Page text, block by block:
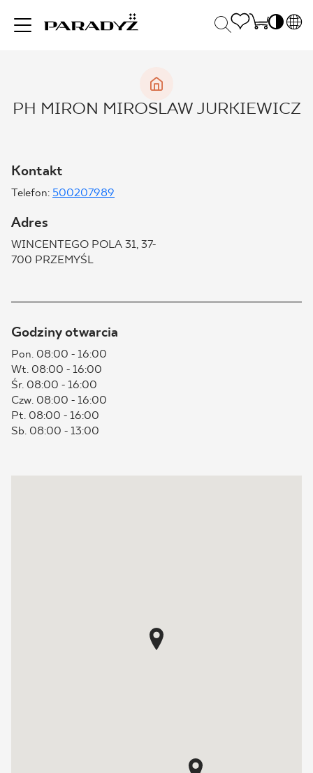
DE
INSPIRACJE
PRODUKTY
KOLEKCJE
DLA BIZNESU
PH MIRON MIROSLAW JURKIEWICZ
Kontakt
Telefon: 500207989
Adres
WINCENTEGO POLA 31, 37-
700 PRZEMYŚL
Godziny otwarcia
Pon. 08:00 - 16:00
Wt. 08:00 - 16:00
Śr. 08:00 - 16:00
Czw. 08:00 - 16:00
Pt. 08:00 - 16:00
Sb. 08:00 - 13:00